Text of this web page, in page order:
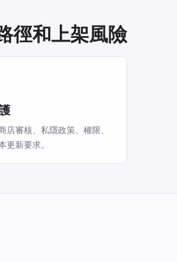
徑和上架風險
店審核、私隱政策、權限、
更新要求。